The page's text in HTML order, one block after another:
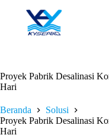
Proyek Pabrik Desalinasi
Hari
Beranda
Solusi
Proyek Pabrik Desalinasi
Hari